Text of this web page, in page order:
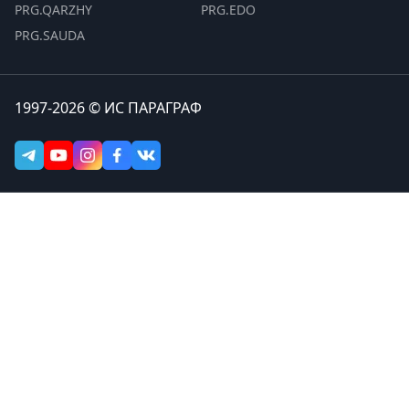
PRG.QARZHY
PRG.SAUDA
PRG.EDO
1997-2026 © ИС ПАРАГРАФ